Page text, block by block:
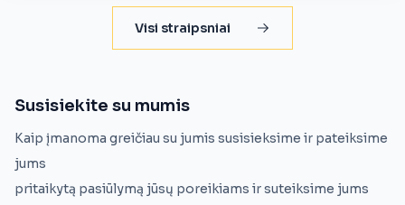
Visi straipsniai
Susisiekite su mumis
Kaip įmanoma greičiau su jumis susisieksime ir pateiksime
jums
pritaikytą pasiūlymą jūsų poreikiams ir suteiksime jums